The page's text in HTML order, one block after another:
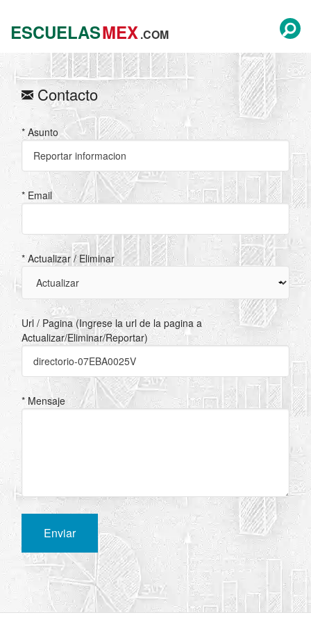
ESCUELASMEX.COM
Contacto
* Asunto
* Email
* Actualizar / Eliminar
Url / Pagina (Ingrese la url de la pagina a
Actualizar/Eliminar/Reportar)
* Mensaje
Enviar